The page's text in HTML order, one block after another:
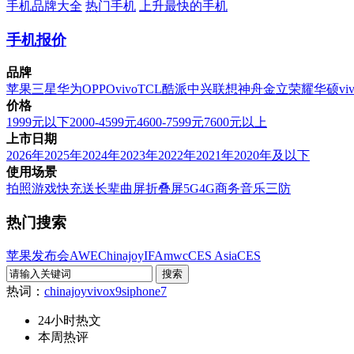
手机品牌大全 热门手机 上升最快的手机
手机报价
品牌
苹果三星华为OPPOvivoTCL酷派中兴联想神舟金立荣耀华硕
价格
1999元以下2000-4599元4600-7599元7600元以上
上市日期
2026年2025年2024年2023年2022年2021年2020年及以下
使用场景
拍照游戏快充送长辈曲屏折叠屏5G4G商务音乐三防
热门搜索
苹果发布会AWEChinajoyIFAmwcCES AsiaCES
热词： chinajoyvivox9siphone7
24小时热文
本周热评